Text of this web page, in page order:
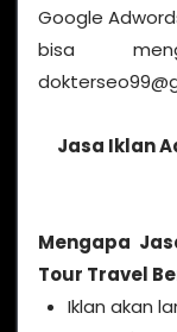
Google
bisa
Jasa Iklan
Mengapa
Tour Travel
Iklan akan